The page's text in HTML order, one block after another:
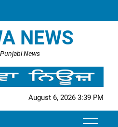
NEWS
News
August 6, 2026 3:39 PM